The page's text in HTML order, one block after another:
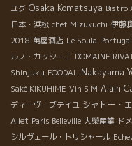
ユグ Osaka Komatsuya Bistro
日本・浜松 chef Mizukuchi 伊藤
2018 萬屋酒店 Le Soula Portugal
ルノ・カッシーニ DOMAINE
Shinjuku FOODAL Nakayama
Saké KIKUHIME Vin S M Alain
ディーヴ・ブテイユ シャトー・
Aliet Paris Belleville 大榮産業 ド
シルヴェール・トリシャール